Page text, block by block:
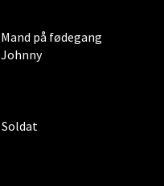
Mand på fødegang
Johnny
Soldat